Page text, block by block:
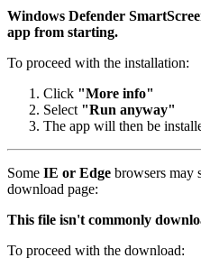
Windows Defender
app from starting.
To proceed with the installation:
Click "More info"
Select "Run anyway"
The app will then be
Some IE or Edge browsers may
download page:
This file isn't commonly
To proceed with the download: